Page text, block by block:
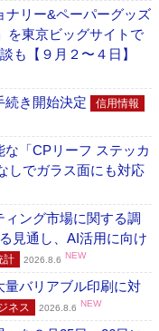
リー&ペーパーグッズ
を東京ビッグサイトで
も【９月２〜４日】
き開始決定 信用情報
「CPリーフ ステッカ
しでガラス面にも対応
ング市場に関する調
見通し、AI活用に向け
計 2026.8.6 NEW
バリアブル印刷に対
ネス 2026.8.6 NEW